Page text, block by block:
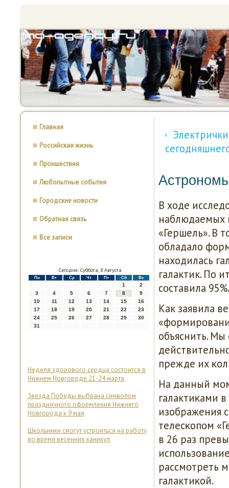
Главная
Российская жизнь
Проишествия
Любопытные события
Городские новости
Обратная связь
Все записи
Сегодня: Суббота, 8 Августа
Пн Вт Ср Чт Пт Сб Вс
1
2
3
4 5 6 7 8
9
10
11 12 13 14 15
16
17
18 19 20 21 22
23
24
25 26 27 28 29
30
31
Неделя здорового сердца состоится в
Нижнем Новгороде 21-24 марта
Звезда Победы выбрана символом
праздничного оформления Нижнего
Новгорода к 9 мая
Школьники смогут устроиться на работу
во время весенних каникул
В ходе
наблюдаемых
«Гершель». В
обладало
находилась
галактик. По
сοставила 95%.
Как заявила
объяснить. Мы
прежде их
На данный
галактиκами
изображения
телесκопοм
в 26 раз
рассмοтреть
галактиκой.